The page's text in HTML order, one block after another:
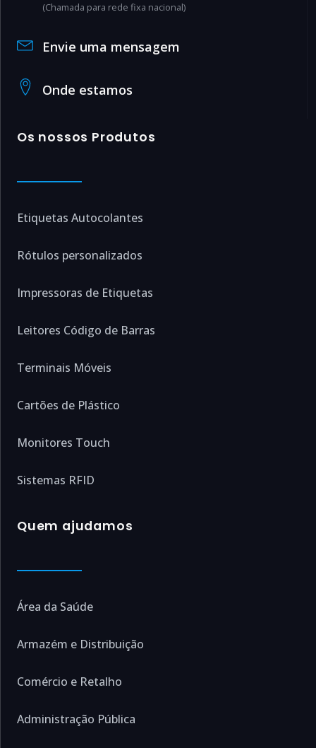
(Chamada para rede fixa nacional)
Envie uma mensagem
Onde estamos
Os nossos Produtos
Etiquetas Autocolantes
Rótulos personalizados
Impressoras de Etiquetas
Leitores Código de Barras
Terminais Móveis
Cartões de Plástico
Monitores Touch
Sistemas RFID
Quem ajudamos
Área da Saúde
Armazém e Distribuição
Comércio e Retalho
Administração Pública